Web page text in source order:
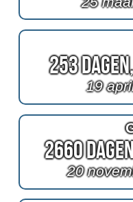
253
19
2660
20